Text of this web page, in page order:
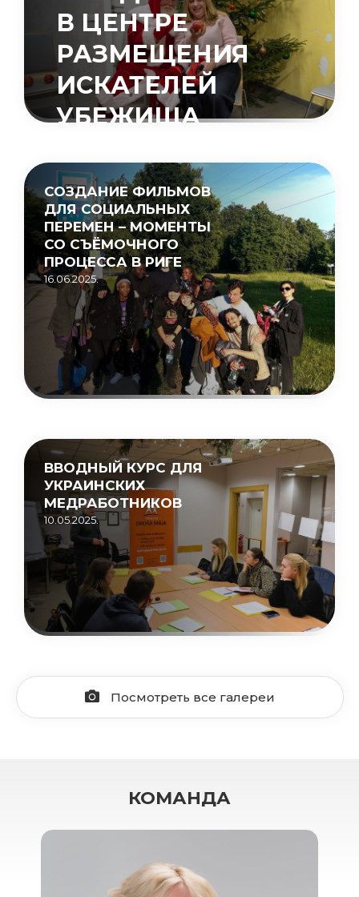
В ЦЕНТРЕ
РАЗМЕЩЕНИЯ
ИСКАТЕЛЕЙ
УБЕЖИЩА
15.05.2026.
СОЗДАНИЕ ФИЛЬМОВ
ДЛЯ СОЦИАЛЬНЫХ
ПЕРЕМЕН – МОМЕНТЫ
СО СЪЁМОЧНОГО
ПРОЦЕССА В РИГЕ
16.06.2025.
ВВОДНЫЙ КУРС ДЛЯ
УКРАИНСКИХ
МЕДРАБОТНИКОВ
10.05.2025.
Посмотреть все галереи
КОМАНДА